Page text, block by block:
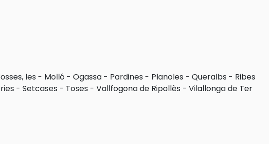
les - Molló - Ogassa - Pardines - Planoles - Queralbs - Ribes
- Setcases - Toses - Vallfogona de Ripollès - Vilallonga de Ter